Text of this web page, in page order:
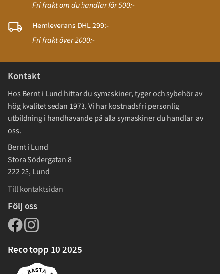
Fri frakt om du handlar för 500:-
Hemleverans DHL 299:-
Fri frakt över 2000:-
Kontakt
Hos Bernt i Lund hittar du symaskiner, tyger och sybehör av
hög kvalitet sedan 1973. Vi har kostnadsfri personlig
utbildning i handhavande på alla symaskiner du handlar av
oss.
Bernt i Lund
Stora Södergatan 8
222 23, Lund
Till kontaktsidan
Följ oss
Reco topp 10 2025